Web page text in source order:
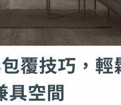
覆技巧，輕
具空間